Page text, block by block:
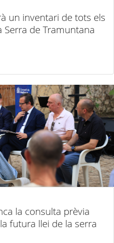
un inventari de tots els
de Tramuntana
la consulta prèvia
futura llei de la serra